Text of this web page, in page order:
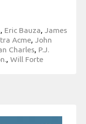
, Eric Bauza, James
Acme, John
Charles, P.J.
, Will Forte